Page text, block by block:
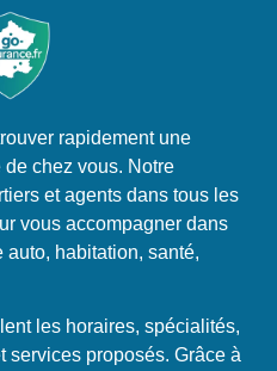
rapidement une
de chez vous. Notre
et agents dans tous les
vous accompagner dans
auto, habitation, santé,
les horaires, spécialités,
services proposés. Grâce à